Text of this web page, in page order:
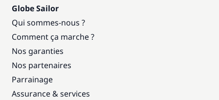
Globe Sailor
Qui sommes-nous ?
Comment ça marche ?
Nos garanties
Nos partenaires
Parrainage
Assurance & services